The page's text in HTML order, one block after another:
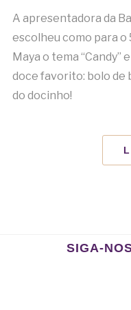
A apresentadora da
escolheu como para o
Maya o tema “Candy”
doce favorito: bolo de
do docinho!
SIGA-